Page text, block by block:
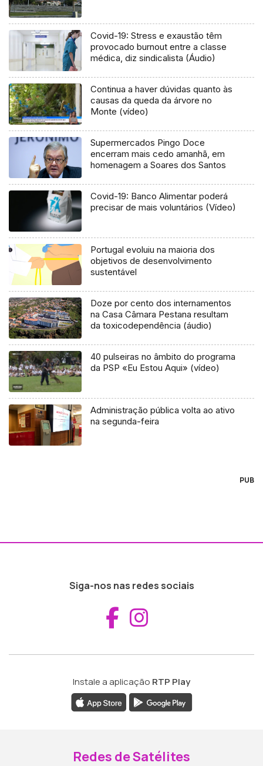
Covid-19: Stress e exaustão têm
provocado burnout entre a classe
médica, diz sindicalista (Áudio)
Continua a haver dúvidas quanto às
causas da queda da árvore no
Monte (vídeo)
Supermercados Pingo Doce
encerram mais cedo amanhã, em
homenagem a Soares dos Santos
Covid-19: Banco Alimentar poderá
precisar de mais voluntários (Vídeo)
Portugal evoluiu na maioria dos
objetivos de desenvolvimento
sustentável
Doze por cento dos internamentos
na Casa Câmara Pestana resultam
da toxicodependência (áudio)
40 pulseiras no âmbito do programa
da PSP «Eu Estou Aqui» (vídeo)
Administração pública volta ao ativo
na segunda-feira
PUB
Siga-nos nas redes sociais
Aceder ao
Instale a aplicação RTP Play
Redes de Satélites